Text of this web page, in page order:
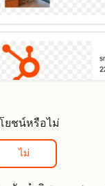
ยชน์หรือไม่
ไม่